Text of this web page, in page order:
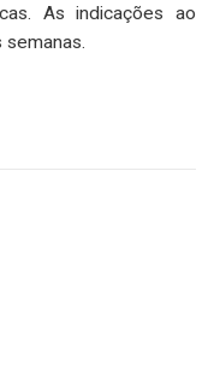
As indicações ao